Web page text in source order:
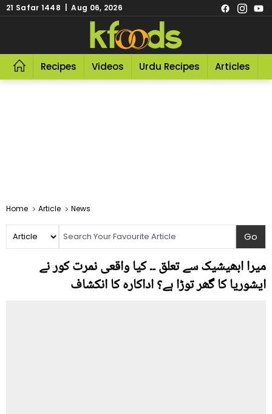
21 Safar 1448 | Aug 06, 2026
Recipes Videos Urdu Recipes Articles
Home Article News
میرا ابھیشیک سے تعلق ۔۔ کیا واقعی نمرت کور نے
ایشوریا کا گھر توڑا ہے؟ اداکارہ کا انکشاف